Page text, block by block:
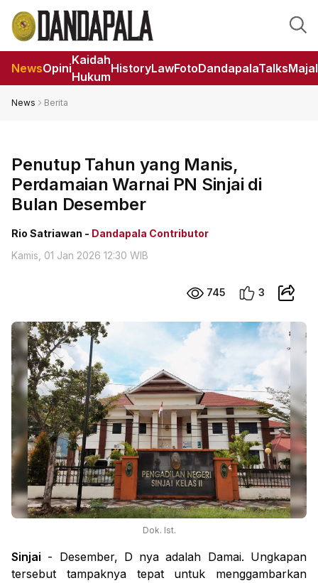
NewsOpini
Kaidah
Hukum
HistoryLawFotoDandapalaTalks
News Berita
Penutup Tahun yang Manis,
Perdamaian Warnai PN Sinjai di
Bulan Desember
Rio Satriawan - Dandapala Contributor
Kamis, 01 Jan 2026 12:30 WIB
745 3
Dok. Ist.
Sinjai - Desember, D nya adalah Damai. Ungkapan
tersebut tampaknya tepat untuk menggambarkan